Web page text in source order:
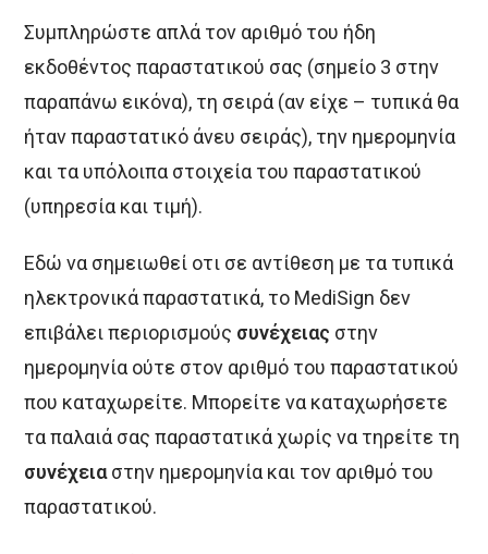
Συμπληρώστε απλά τον αριθμό του ήδη
εκδοθέντος παραστατικού σας (σημείο 3 στην
παραπάνω εικόνα), τη σειρά (αν είχε – τυπικά θα
ήταν παραστατικό άνευ σειράς), την ημερομηνία
και τα υπόλοιπα στοιχεία του παραστατικού
(υπηρεσία και τιμή).
Εδώ να σημειωθεί οτι σε αντίθεση με τα τυπικά
ηλεκτρονικά παραστατικά, το MediSign δεν
επιβάλει περιορισμούς συνέχειας στην
ημερομηνία ούτε στον αριθμό του παραστατικού
που καταχωρείτε. Μπορείτε να καταχωρήσετε
τα παλαιά σας παραστατικά χωρίς να τηρείτε τη
συνέχειαστην ημερομηνία και τον αριθμό του
παραστατικού.